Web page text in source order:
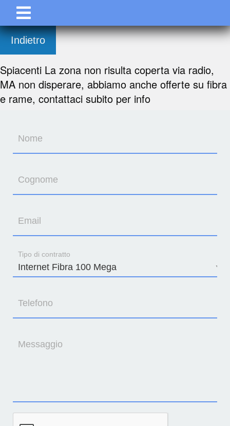
Indietro
Spiacenti La zona non risulta coperta via radio,
MA non disperare, abbiamo anche offerte su fibra
e rame, contattaci subito per info
Nome
Cognome
Email
Tipo di contratto
Telefono
Messaggio